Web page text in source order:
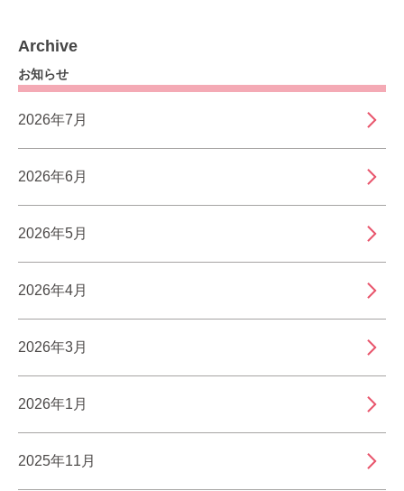
Archive
お知らせ
2026年7月
2026年6月
2026年5月
2026年4月
2026年3月
2026年1月
2025年11月